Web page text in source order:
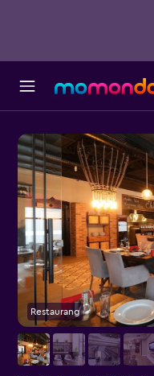
Restaurang